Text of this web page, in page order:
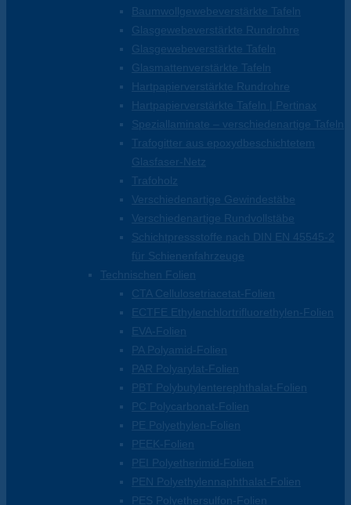
Baumwollgewebeverstärkte Tafeln
Glasgewebeverstärkte Rundrohre
Glasgewebeverstärkte Tafeln
Glasmattenverstärkte Tafeln
Hartpapierverstärkte Rundrohre
Hartpapierverstärkte Tafeln | Pertinax
Speziallaminate – verschiedenartige Tafeln
Trafogitter aus epoxydbeschichtetem
Glasfaser-Netz
Trafoholz
Verschiedenartige Gewindestäbe
Verschiedenartige Rundvollstäbe
Schichtpressstoffe nach DIN EN 45545-2
für Schienenfahrzeuge
Technischen Folien
CTA Cellulosetriacetat-Folien
ECTFE Ethylenchlortrifluorethylen-Folien
EVA-Folien
PA Polyamid-Folien
PAR Polyarylat-Folien
PBT Polybutylenterephthalat-Folien
PC Polycarbonat-Folien
PE Polyethylen-Folien
PEEK-Folien
PEI Polyetherimid-Folien
PEN Polyethylennaphthalat-Folien
PES Polyethersulfon-Folien